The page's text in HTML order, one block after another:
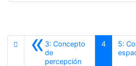
«3: Concepto
de
percepciónAnterior
4
5: